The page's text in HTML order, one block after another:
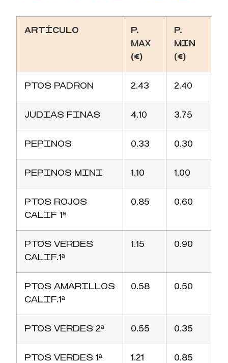
ARTÍCULO
P.
MAX
(€)
P.
MIN
(€)
PTOS PADRON 2.43 2.40
JUDIAS FINAS 4.10 3.75
PEPINOS 0.33 0.30
PEPINOS MINI 1.10 1.00
PTOS ROJOS
CALIF 1ª
0.85 0.60
PTOS VERDES
CALIF.1ª
1.15 0.90
PTOS AMARILLOS
CALIF.1ª
0.58 0.50
PTOS VERDES 2ª 0.55 0.35
PTOS VERDES 1ª 1.21 0.85